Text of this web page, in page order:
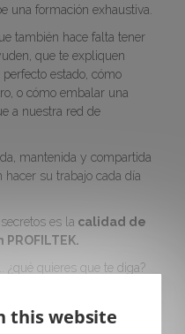
una formación exhaustiva.
también hace falta tener
que te expliquen
estado, cómo
o cómo embalar una
a nuestra red de
mantenida y compartida
su trabajo cada día
es la calidad de
¿qué quieres que te diga?
this website